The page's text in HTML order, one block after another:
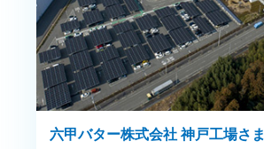
六甲バター株式会社 神戸工場さま